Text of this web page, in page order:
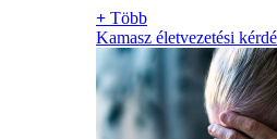
+ Több
Kamasz életvezetési